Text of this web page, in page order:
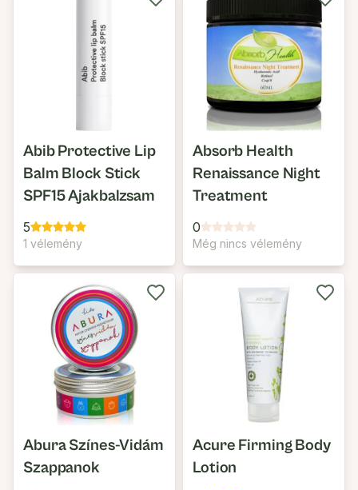
Abib Protective Lip
Balm Block Stick
SPF15 Ajakbalzsam
5
1 vélemény
Absorb Health
Renaissance Night
Treatment
0
Még nincs vélemény
Abura Színes-Vidám
Szappanok
Acure Firming Body
Lotion